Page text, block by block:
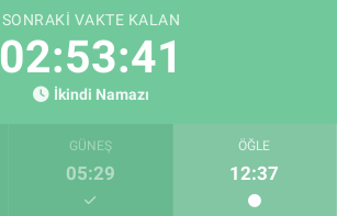
SONRAKI VAKTE KALAN
02:53:40
İkindi Namazı
GÜNEŞ
05:29
ÖĞLE
12:37